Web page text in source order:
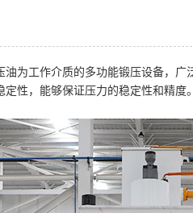
油为工作介质的多功能锻压设备，
性，能够保证压力的稳定性和精